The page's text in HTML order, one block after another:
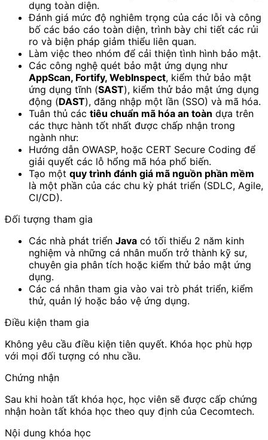
dụng toàn diện.
Đánh giá mức độ nghiêm trọng của các lỗi và công
bố các báo cáo toàn diện, trình bày chi tiết các rủi
ro và biện pháp giảm thiểu liên quan.
Làm việc theo nhóm để cải thiện tình hình bảo mật.
Các công nghệ quét bảo mật ứng dụng như
AppScan, Fortify, WebInspect, kiểm thử bảo mật
ứng dụng tĩnh (SAST), kiểm thử bảo mật ứng dụng
động (DAST), đăng nhập một lần (SSO) và mã hóa.
Tuân thủ các tiêu chuẩn mã hóa an toàn dựa trên
các thực hành tốt nhất được chấp nhận trong
ngành như:
Hướng dẫn OWASP, hoặc CERT Secure Coding để
giải quyết các lỗ hổng mã hóa phổ biến.
Tạo một quy trình đánh giá mã nguồn phần mềm
là một phần của các chu kỳ phát triển (SDLC, Agile,
CI/CD).
Đối tượng tham gia
Các nhà phát triển Java có tối thiểu 2 năm kinh
nghiệm và những cá nhân muốn trở thành kỹ sư,
chuyên gia phân tích hoặc kiểm thử bảo mật ứng
dụng.
Các cá nhân tham gia vào vai trò phát triển, kiểm
thử, quản lý hoặc bảo vệ ứng dụng.
Điều kiện tham gia
Không yêu cầu điều kiện tiên quyết. Khóa học phù hợp
với mọi đối tượng có nhu cầu.
Chứng nhận
Sau khi hoàn tất khóa học, học viên sẽ được cấp chứng
nhận hoàn tất khóa học theo quy định của Cecomtech.
Nội dung khóa học